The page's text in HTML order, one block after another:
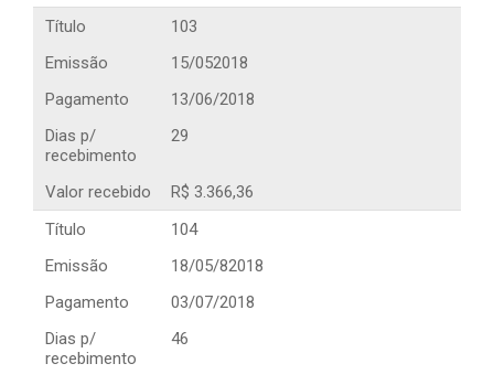
Título
103
Emissão
15/052018
Pagamento
13/06/2018
Dias p/
recebimento
29
Valor recebido
R$ 3.366,36
Título
104
Emissão
18/05/82018
Pagamento
03/07/2018
Dias p/
recebimento
46